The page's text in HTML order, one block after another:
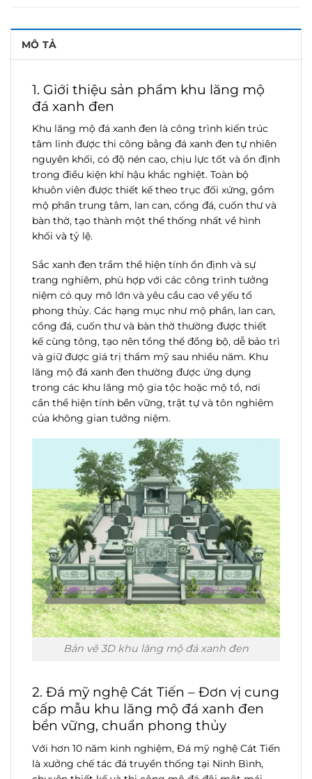
MÔ TẢ
1. Giới thiệu sản phẩm khu lăng mộ
đá xanh đen
Khu lăng mộ đá xanh đen là công trình kiến trúc
tâm linh được thi công bằng đá xanh đen tự nhiên
nguyên khối, có độ nén cao, chịu lực tốt và ổn định
trong điều kiện khí hậu khắc nghiệt. Toàn bộ
khuôn viên được thiết kế theo trục đối xứng, gồm
mộ phần trung tâm, lan can, cổng đá, cuốn thư và
bàn thờ, tạo thành một thể thống nhất về hình
khối và tỷ lệ.
Sắc xanh đen trầm thể hiện tính ổn định và sự
trang nghiêm, phù hợp với các công trình tưởng
niệm có quy mô lớn và yêu cầu cao về yếu tố
phong thủy. Các hạng mục như mộ phần, lan can,
cổng đá, cuốn thư và bàn thờ thường được thiết
kế cùng tông, tạo nên tổng thể đồng bộ, dễ bảo trì
và giữ được giá trị thẩm mỹ sau nhiều năm. Khu
lăng mộ đá xanh đen thường được ứng dụng
trong các khu lăng mộ gia tộc hoặc mộ tổ, nơi
cần thể hiện tính bền vững, trật tự và tôn nghiêm
của không gian tưởng niệm.
Bản vẽ 3D khu lăng mộ đá xanh đen
2. Đá mỹ nghệ Cát Tiến – Đơn vị cung
cấp mẫu khu lăng mộ đá xanh đen
bền vững, chuẩn phong thủy
Với hơn 10 năm kinh nghiệm, Đá mỹ nghệ Cát Tiến
là xưởng chế tác đá truyền thống tại Ninh Bình,